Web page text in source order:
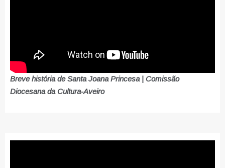
Breve história de Santa Joana Princesa | Comissão
Diocesana da Cultura-Aveiro